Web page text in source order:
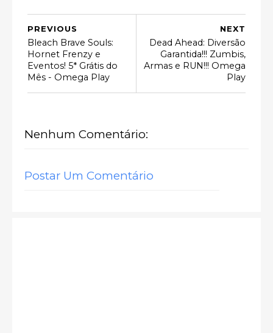
NEXT
Dead Ahead: Diversão
Garantida!!! Zumbis,
Armas e RUN!!! Omega
Play
PREVIOUS
Bleach Brave Souls:
Hornet Frenzy e
Eventos! 5* Grátis do
Mês - Omega Play
Nenhum Comentário:
Postar Um Comentário